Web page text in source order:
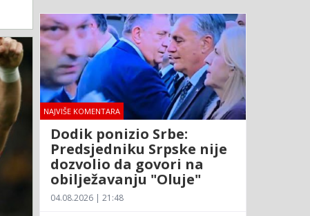
NAJVIŠE KOMENTARA
Dodik ponizio Srbe:
Predsjedniku Srpske nije
dozvolio da govori na
obilježavanju "Oluje"
04.08.2026 | 21:48